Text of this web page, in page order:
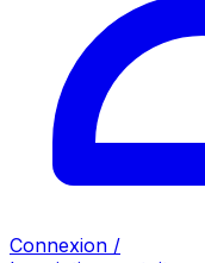
Connexion /